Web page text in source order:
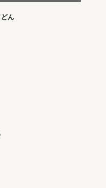
ん